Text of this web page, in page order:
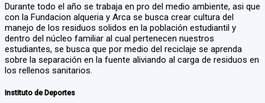
Durante todo el año se trabaja en pro del medio ambiente, asi que
con la Fundacion alqueria y Arca se busca crear cultura del
manejo de los residuos solidos en la población estudiantil y
dentro del núcleo familiar al cual pertenecen nuestros
estudiantes, se busca que por medio del reciclaje se aprenda
sobre la separación en la fuente aliviando al carga de residuos en
los rellenos sanitarios.
Instituto de Deportes